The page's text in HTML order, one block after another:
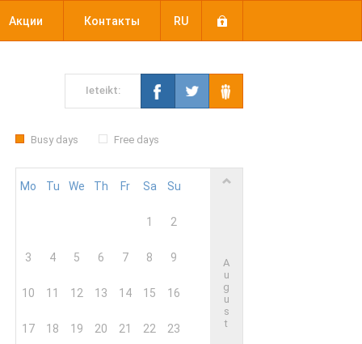
Акции Контакты RU
Ieteikt:
Busy days Free days
Mo Tu We Th Fr Sa Su
A
u
g
u
s
t
1 2
3 4 5 6 7 8 9
10 11 12 13 14 15 16
17 18 19 20 21 22 23